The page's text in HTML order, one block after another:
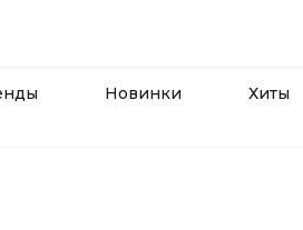
Новинки Хиты